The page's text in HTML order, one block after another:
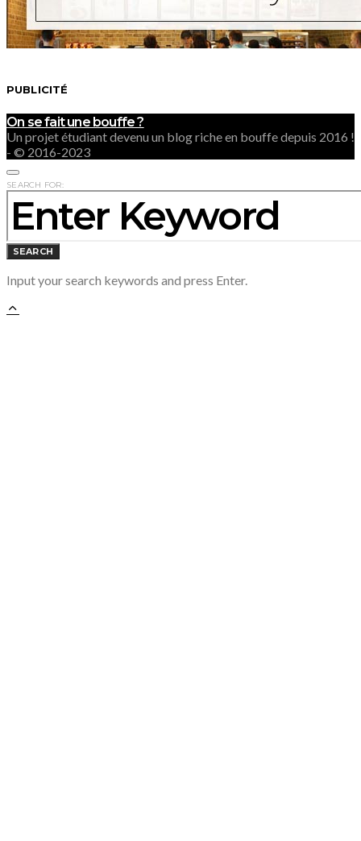
PUBLICITÉ
On se fait une bouffe ?
Un projet étudiant devenu un blog riche en bouffe depuis 2016 !
- © 2016-2023
SEARCH FOR:
SEARCH
Input your search keywords and press Enter.